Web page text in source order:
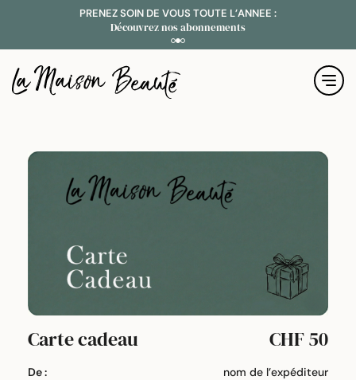
PRENEZ SOIN DE VOUS TOUTE L’ANNEE :
Découvrez nos abonnements
Carte cadeau CHF50
De :
nom de l’expéditeur